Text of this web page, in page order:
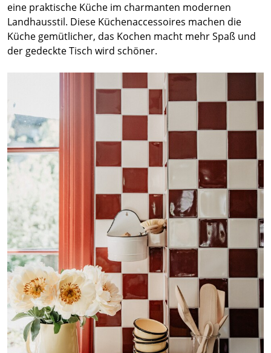
eine praktische Küche im charmanten modernen
Landhausstil. Diese Küchenaccessoires machen die
Küche gemütlicher, das Kochen macht mehr Spaß und
der gedeckte Tisch wird schöner.